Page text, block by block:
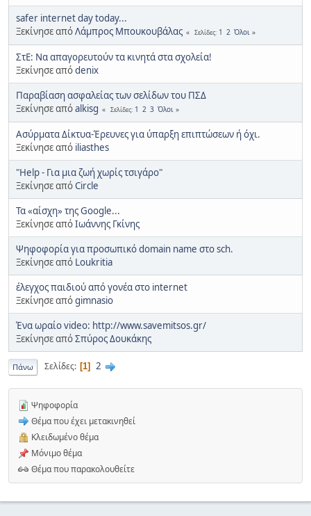
safer internet day today...
Ξεκίνησε απόΛάμπρος Μπουκουβάλας Σελίδες 1 2 Όλοι
ΣτΕ: Να απαγορευτούν τα κινητά στα σχολεία!
Ξεκίνησε απόdenix
Παραβίαση ασφαλείας των σελίδων του ΠΣΔ
Ξεκίνησε απόalkisg Σελίδες 1 2 3 Όλοι
Ασύρματα Δίκτυα-Έρευνες για ύπαρξη επιπτώσεων ή όχι.
Ξεκίνησε από iliasthes
"Help - Για μια ζωή χωρίς τσιγάρο"
Ξεκίνησε απόCircle
Τα «αίσχη» της Google...
Ξεκίνησε απόΙωάννης Γκίνης
Ψηφοφορία για προσωπικό domain name στο sch.
Ξεκίνησε από Loukritia
έλεγχος παιδιού από γονέα στο internet
Ξεκίνησε απόgimnasio
Ένα ωραίο video: http://www.savemitsos.gr/
Ξεκίνησε απόΣπύρος Δουκάκης
Πάνω Σελίδες 1 2
Ψηφοφορία
Θέμα που έχει μετακινηθεί
Κλειδωμένο θέμα
Μόνιμο θέμα
Θέμα που παρακολουθείτε